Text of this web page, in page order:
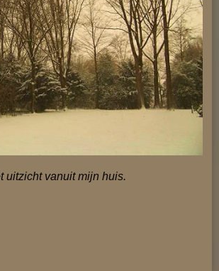
uitzicht vanuit mijn huis.